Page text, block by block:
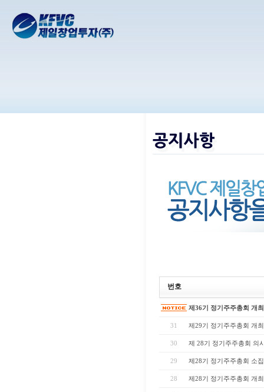
번호
제36기 정기주주총회 개
31 제29기 정기주주총회 개
30 제 28기 정기주주총회 의
29 제28기 정기주주총회 소
28 제28기 정기주주총회 개